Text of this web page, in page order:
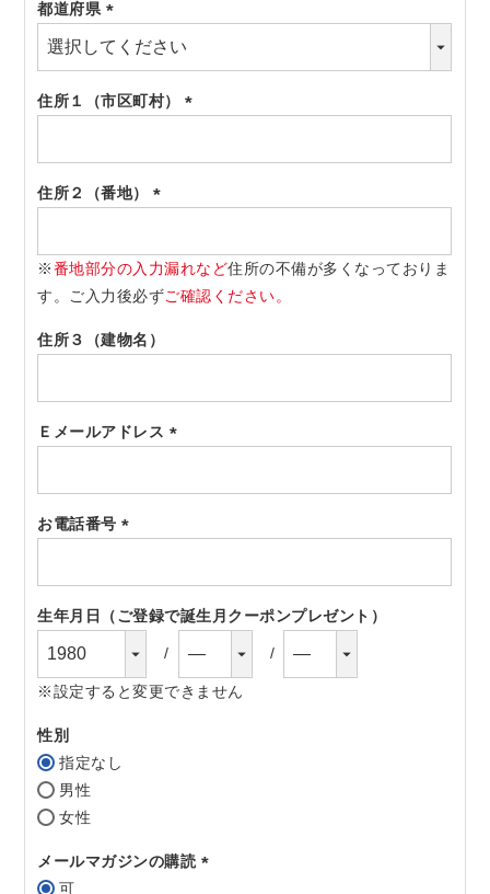
都道府県
(必
須)
住所１（市区町村）
須)
住所２（番地）
須)
※番地部分の入力漏れなど住所の不備が多くなっておりま
す。ご入力後必ずご確認ください。
住所３（建物名）
Ｅメールアドレス
須)
お電話番号
須)
生年月日（ご登録で誕生月クーポンプレゼント）
※設定すると変更できません
性別
指定なし
男性
女性
メールマガジンの購読
可